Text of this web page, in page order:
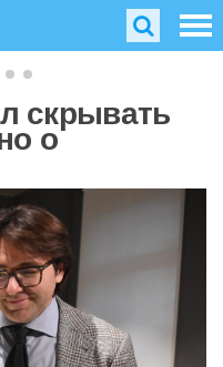
скрывать
о